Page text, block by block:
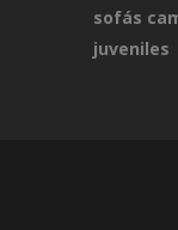
sofás
juveniles